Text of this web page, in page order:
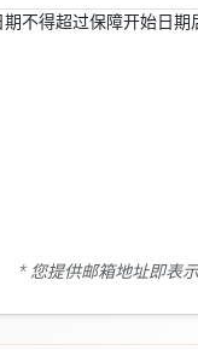
期不得超过保障开始日期
* 您提供邮箱地址即表